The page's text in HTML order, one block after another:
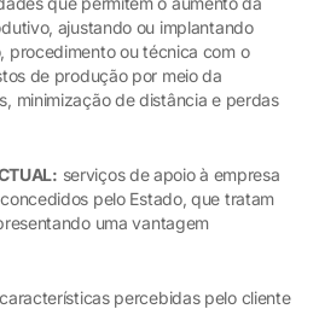
ajustando ou implantando
procedimento ou técnica com o
de produção por meio da
minimização de distância e perdas
serviços de apoio à empresa
pelo Estado, que tratam
uma vantagem
percebidas pelo cliente